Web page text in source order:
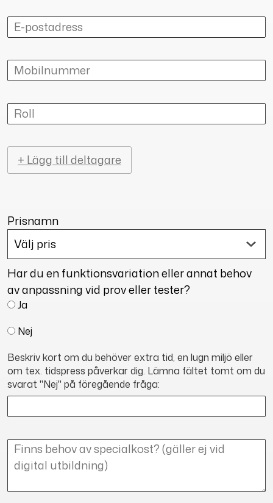
+ Lägg till deltagare
Prisnamn
Har du en funktionsvariation eller annat behov
av anpassning vid prov eller tester?
Ja
Nej
Beskriv kort om du behöver extra tid, en lugn miljö eller
om tex. tidspress påverkar dig. Lämna fältet tomt om du
svarat "Nej" på föregående fråga: